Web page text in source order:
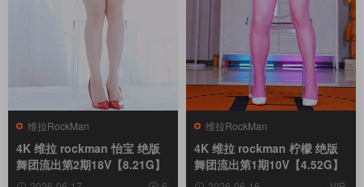
维拉RockMan
4K 维拉 rockman 怡宝 绝版
舞团流出第2期18V【8.21G】
维拉RockMan
4K 维拉 rockman 柠檬 绝版
舞团流出第1期10V【4.52G】